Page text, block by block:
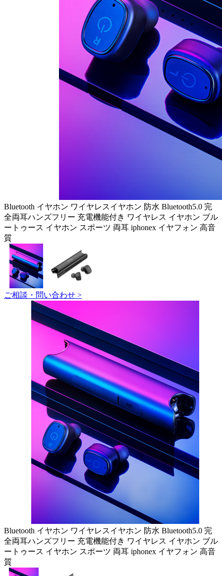
Bluetooth イヤホン ワイヤレスイヤホン 防水 Bluetooth5.0 完
全両耳ハンズフリー 充電機能付き ワイヤレス イヤホン ブル
ートゥース イヤホン スポーツ 両耳 iphonex イヤフォン 高音
質
ご相談・問い合わせ >
Bluetooth イヤホン ワイヤレスイヤホン 防水 Bluetooth5.0 完
全両耳ハンズフリー 充電機能付き ワイヤレス イヤホン ブル
ートゥース イヤホン スポーツ 両耳 iphonex イヤフォン 高音
質